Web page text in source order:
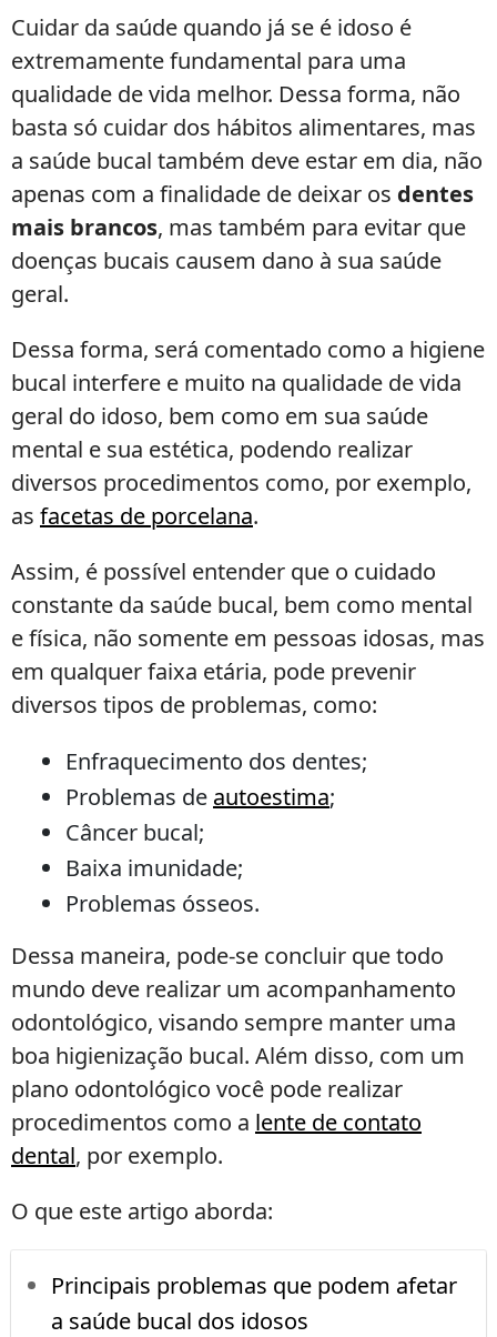
Cuidar da saúde quando já se é idoso é
extremamente fundamental para uma
qualidade de vida melhor. Dessa forma, não
basta só cuidar dos hábitos alimentares, mas
a saúde bucal também deve estar em dia, não
apenas com a finalidade de deixar os dentes
mais brancos, mas também para evitar que
doenças bucais causem dano à sua saúde
geral.
Dessa forma, será comentado como a higiene
bucal interfere e muito na qualidade de vida
geral do idoso, bem como em sua saúde
mental e sua estética, podendo realizar
diversos procedimentos como, por exemplo,
as facetas de porcelana.
Assim, é possível entender que o cuidado
constante da saúde bucal, bem como mental
e física, não somente em pessoas idosas, mas
em qualquer faixa etária, pode prevenir
diversos tipos de problemas, como:
Enfraquecimento dos dentes;
Problemas de autoestima;
Câncer bucal;
Baixa imunidade;
Problemas ósseos.
Dessa maneira, pode-se concluir que todo
mundo deve realizar um acompanhamento
odontológico, visando sempre manter uma
boa higienização bucal. Além disso, com um
plano odontológico você pode realizar
procedimentos como a lente de contato
dental, por exemplo.
O que este artigo aborda:
Principais problemas que podem afetar
a saúde bucal dos idosos